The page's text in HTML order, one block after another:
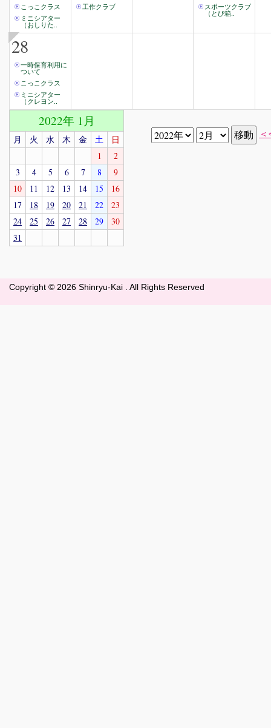
こっこクラス
ミニシアター
（おしりた..
工作クラブ
スポーツクラブ
（とび箱..
28
一時保育利用に
ついて
こっこクラス
ミニシアター
（クレヨン..
2022年 1月
月 火 水 木 金 土
日
1
2
3
4 5 6 7 8
9
10
11 12 13 14 15
16
17
18 19 20 21 22
23
24
25 26 27 28 29
30
31
Copyright © 2026 Shinryu-Kai . All Rights Reserved